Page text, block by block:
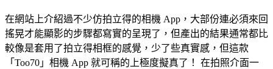
在網站上介紹過不少仿拍立得的相機 App，大部份連必須來回
搖晃才能顯影的步驟都寫實的呈現了，但產出的結果通常都比
較像是套用了拍立得相框的感覺，少了些真實感，但這款
「Too70」相機 App 就可稱的上極度擬真了！ 在拍照介面一